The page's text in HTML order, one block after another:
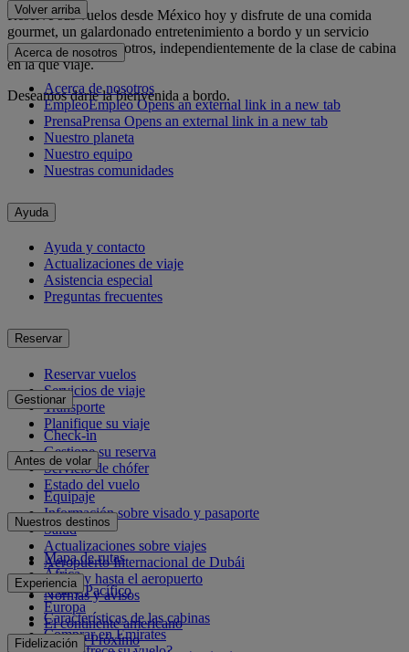
Reserve sus vuelos desde México hoy y disfrute de una comida
gourmet, un galardonado entretenimiento a bordo y un servicio
excepcional con nosotros, independientemente de la clase de cabina
en la que viaje.
Deseamos darle la bienvenida a bordo.
Volver arriba
Acerca de nosotros
Acerca de nosotros
EmpleoEmpleo Opens an external link in a new tab
PrensaPrensa Opens an external link in a new tab
Nuestro planeta
Nuestro equipo
Nuestras comunidades
Ayuda
Ayuda y contacto
Actualizaciones de viaje
Asistencia especial
Preguntas frecuentes
Reservar
Reservar vuelos
Servicios de viaje
Transporte
Planifique su viaje
Gestionar
Check-in
Gestione su reserva
Servicio de chófer
Estado del vuelo
Antes de volar
Equipaje
Información sobre visado y pasaporte
Salud
Actualizaciones sobre viajes
Aeropuerto Internacional de Dubái
Desde y hasta el aeropuerto
Normas y avisos
Nuestros destinos
Mapa de rutas
África
Asia y Pacífico
Europa
El continente americano
Oriente Próximo
Experiencia
Características de las cabinas
Comprar en Emirates
Fidelización